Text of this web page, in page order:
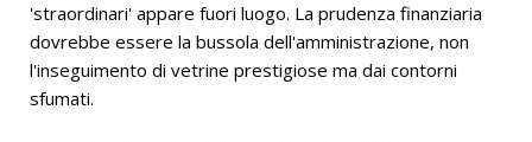
'straordinari' appare fuori luogo. La prudenza finanziaria
dovrebbe essere la bussola dell'amministrazione, non
l'inseguimento di vetrine prestigiose ma dai contorni
sfumati.